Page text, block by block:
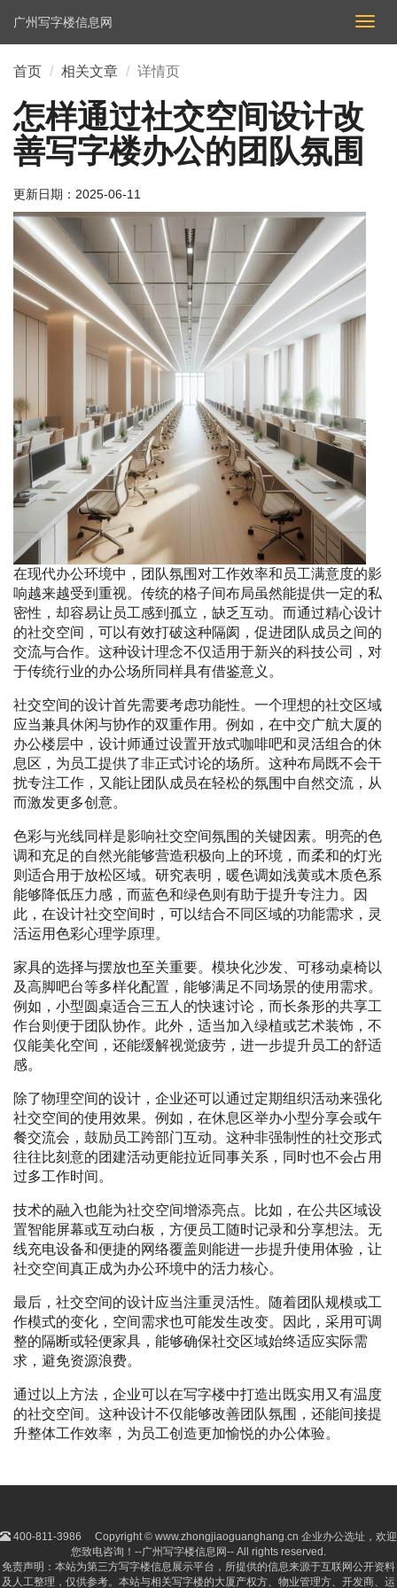
切
换
广州写字楼信息网
首页 相关文章 详情页
怎样通过社交空间设计改
善写字楼办公的团队氛围
更新日期： 2025-06-11
在现代办公环境中，团队氛围对工作效率和员工满意度的影
响越来越受到重视。传统的格子间布局虽然能提供一定的私
密性，却容易让员工感到孤立，缺乏互动。而通过精心设计
的社交空间，可以有效打破这种隔阂，促进团队成员之间的
交流与合作。这种设计理念不仅适用于新兴的科技公司，对
于传统行业的办公场所同样具有借鉴意义。
社交空间的设计首先需要考虑功能性。一个理想的社交区域
应当兼具休闲与协作的双重作用。例如，在中交广航大厦的
办公楼层中，设计师通过设置开放式咖啡吧和灵活组合的休
息区，为员工提供了非正式讨论的场所。这种布局既不会干
扰专注工作，又能让团队成员在轻松的氛围中自然交流，从
而激发更多创意。
色彩与光线同样是影响社交空间氛围的关键因素。明亮的色
调和充足的自然光能够营造积极向上的环境，而柔和的灯光
则适合用于放松区域。研究表明，暖色调如浅黄或木质色系
能够降低压力感，而蓝色和绿色则有助于提升专注力。因
此，在设计社交空间时，可以结合不同区域的功能需求，灵
活运用色彩心理学原理。
家具的选择与摆放也至关重要。模块化沙发、可移动桌椅以
及高脚吧台等多样化配置，能够满足不同场景的使用需求。
例如，小型圆桌适合三五人的快速讨论，而长条形的共享工
作台则便于团队协作。此外，适当加入绿植或艺术装饰，不
仅能美化空间，还能缓解视觉疲劳，进一步提升员工的舒适
感。
除了物理空间的设计，企业还可以通过定期组织活动来强化
社交空间的使用效果。例如，在休息区举办小型分享会或午
餐交流会，鼓励员工跨部门互动。这种非强制性的社交形式
往往比刻意的团建活动更能拉近同事关系，同时也不会占用
过多工作时间。
技术的融入也能为社交空间增添亮点。比如，在公共区域设
置智能屏幕或互动白板，方便员工随时记录和分享想法。无
线充电设备和便捷的网络覆盖则能进一步提升使用体验，让
社交空间真正成为办公环境中的活力核心。
最后，社交空间的设计应当注重灵活性。随着团队规模或工
作模式的变化，空间需求也可能发生改变。因此，采用可调
整的隔断或轻便家具，能够确保社交区域始终适应实际需
求，避免资源浪费。
通过以上方法，企业可以在写字楼中打造出既实用又有温度
的社交空间。这种设计不仅能够改善团队氛围，还能间接提
升整体工作效率，为员工创造更加愉悦的办公体验。
400-811-3986
Copyright © www.zhongjiaoguanghang.cn 企业办公选址，欢迎
您致电咨询！--广州写字楼信息网-- All rights reserved.
免责声明：本站为第三方写字楼信息展示平台，所提供的信息来源于互联网公开资料
及人工整理，仅供参考。本站与相关写字楼的大厦产权方、物业管理方、开发商、运